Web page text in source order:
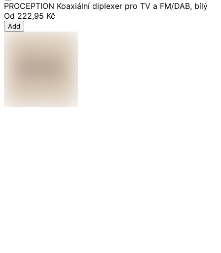
PROCEPTION Koaxiální diplexer pro TV a FM/DAB, bílý
Od 222,95 Kč
Add